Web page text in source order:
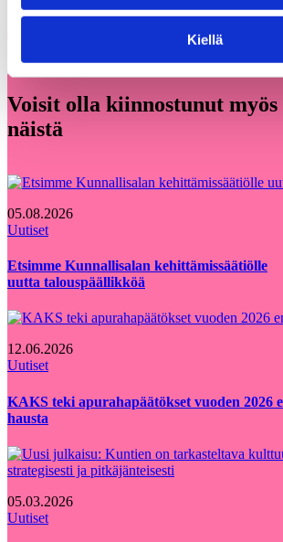
Kiellä
Voisit olla kiinnostunut myös
näistä
05.08.2026
Uutiset
Etsimme Kunnallisalan kehittämissäätiölle
uutta talouspäällikköä
12.06.2026
Uutiset
KAKS teki apurahapäätökset vuoden 2026
hausta
05.03.2026
Uutiset